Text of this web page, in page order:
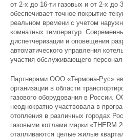
от 2-х до 16-ти газовых и от 2-х до
обеспечивает точное покрытие
реальном времени с учетом
комнатных температур.
диспетчеризации и оповещения
автоматического управления
участия обслуживающего
Партнерами ООО «Термона-Рус»
организации в области
газового оборудования в России.
неоднократно участвовала в
отопления в различных городах
газовыми котлами марки «THERM
отапливаются целые жилые